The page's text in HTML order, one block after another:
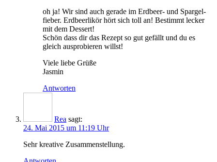
oh ja! Wir sind auch gera­de im Erd­beer- und Spar­gel­
fie­ber. Erd­beer­li­kör hört sich toll an! Bestimmt lecker
mit dem Dessert!
Schön dass dir das Rezept so gut gefällt und du es
gleich aus­pro­bie­ren willst!
Vie­le lie­be Grüße
Jasmin
Antworten
Rea sagt:
24. Mai 2015 um 11:19 Uhr
Sehr krea­ti­ve Zusammenstellung.